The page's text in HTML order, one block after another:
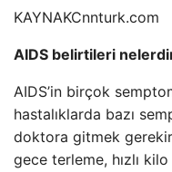
KAYNAKCnnturk.com
AIDS belirtileri
AIDS’in birçok
hastalıklarda bazı
doktora gitmek
gece terleme, hızlı